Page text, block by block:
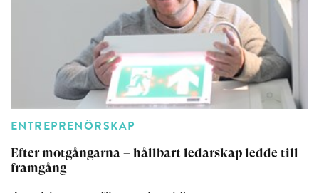
ENTREPRENÖRSKAP
Efter motgångarna – hållbart ledarskap ledde till
framgång